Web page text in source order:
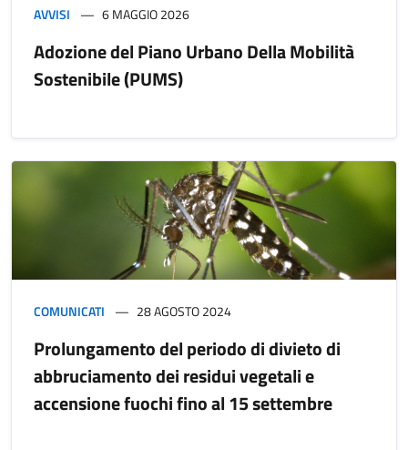
AVVISI 6 MAGGIO 2026
Adozione del Piano Urbano Della Mobilità
Sostenibile (PUMS)
COMUNICATI 28 AGOSTO 2024
Prolungamento del periodo di divieto di
abbruciamento dei residui vegetali e
accensione fuochi fino al 15 settembre